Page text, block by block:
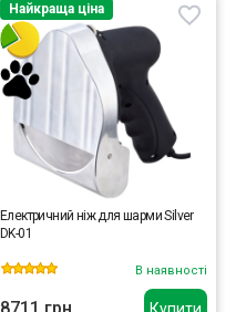
Найкраща ціна
Електричний ніж для шарми Silver
DK-01
В наявності